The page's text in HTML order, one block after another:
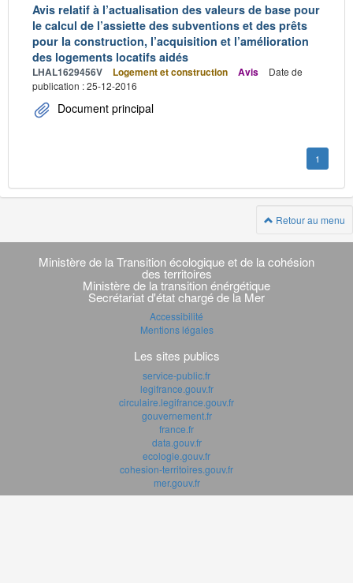
Avis relatif à l’actualisation des valeurs de base pour
le calcul de l’assiette des subventions et des prêts
pour la construction, l’acquisition et l’amélioration
des logements locatifs aidés
LHAL1629456V Logement et construction Avis
Date de
publication : 25-12-2016
Document principal
1
Retour au menu
Navigation
transverse
Ministère de la Transition écologique et de la cohésion
des territoires
Ministère de la transition énérgétique
Secrétariat d'état chargé de la Mer
Accessibilité
Mentions légales
Les sites publics
service-public.fr
legifrance.gouv.fr
circulaire.legifrance.gouv.fr
gouvernement.fr
france.fr
data.gouv.fr
ecologie.gouv.fr
cohesion-territoires.gouv.fr
mer.gouv.fr